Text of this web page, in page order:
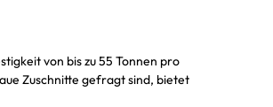
von bis zu 55 Tonnen pro
Zuschnitte gefragt sind, bietet